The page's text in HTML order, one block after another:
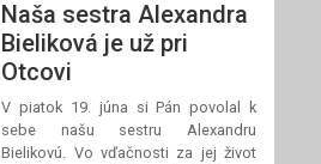
Naša sestra Alexandra
Bieliková je už pri
Otcovi
V piatok 19. júna si Pán povolal k
sebe našu sestru Alexandru
Bielikovú. Vo vďačnosti za jej život